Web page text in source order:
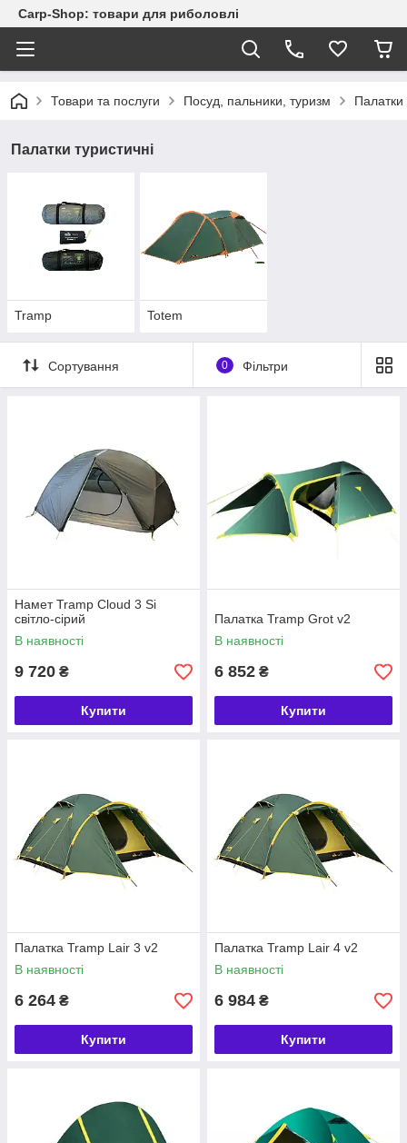
Carp-Shop: товари для риболовлі
Товари та послуги Посуд, пальники, туризм Палатки
Палатки туристичні
Tramp Totem
Сортування 0 Фільтри
Намет Tramp Cloud 3 Si
світло-сірий
В наявності
9 720 ₴
Купити
Палатка Tramp Grot v2
В наявності
6 852 ₴
Купити
Палатка Tramp Lair 3 v2
В наявності
6 264 ₴
Купити
Палатка Tramp Lair 4 v2
В наявності
6 984 ₴
Купити